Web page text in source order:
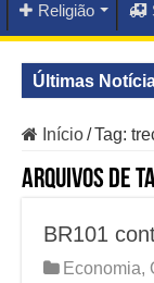
Religião
Últimas
Início / Tag:
Arquivos de
BR101
Economia,